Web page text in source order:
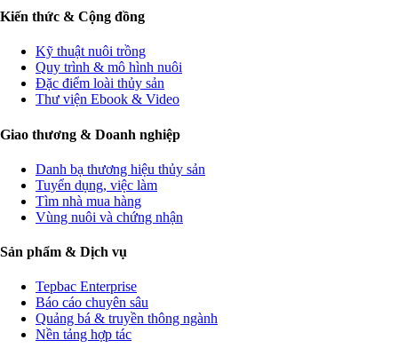
Kiến thức & Cộng đồng
Kỹ thuật nuôi trồng
Quy trình & mô hình nuôi
Đặc điểm loài thủy sản
Thư viện Ebook & Video
Giao thương & Doanh nghiệp
Danh bạ thương hiệu thủy sản
Tuyển dụng, việc làm
Tìm nhà mua hàng
Vùng nuôi và chứng nhận
Sản phẩm & Dịch vụ
Tepbac Enterprise
Báo cáo chuyên sâu
Quảng bá & truyền thông ngành
Nền tảng hợp tác